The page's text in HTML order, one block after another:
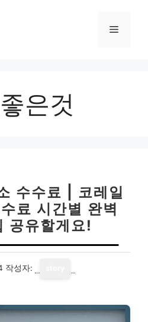
메
은것
수수료 | 코레일
료 시간별 완벽
공유할게요!
작성자: